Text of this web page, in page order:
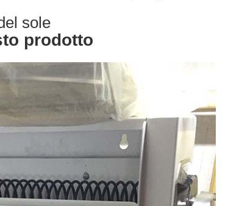
sole
prodotto